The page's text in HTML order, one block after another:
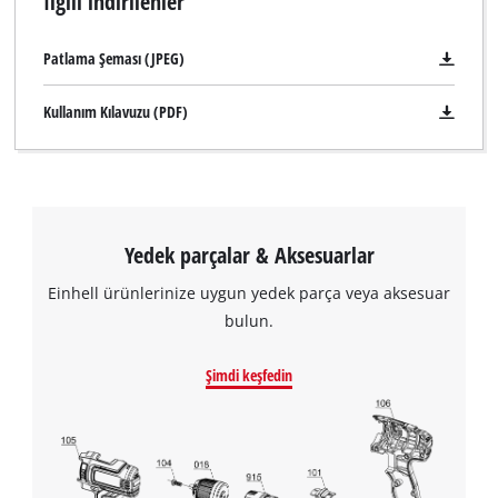
arabalar, motosikletler veya scooterlar her sezon başında
akımı (maks. 5 saniye) sağlayarak, jump-starter ( takviye ) ile
araç motorunu - benzer şekilde ikinci bir araç kullanarak bir
otomatik olarak korur. LCD akü voltajı ve şarj durum
göstergesi, akünün hangi şarj durumunda olduğunu ve şarj
cihazının hangi moda ayarlandığını bir bakışta gösterir.
cihazının kolay ve güvenli bir şekilde bağlanmasına izin verir.
Patlama Şeması (JPEG)
Kullanım Kılavuzu (PDF)
Yedek parçalar & Aksesuarlar
Einhell ürünlerinize uygun yedek parça veya aksesuar
bulun.
Şimdi keşfedin